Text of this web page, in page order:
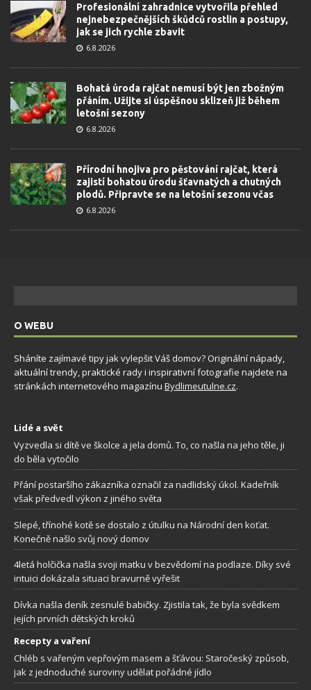
Profesionální zahradnice vytvořila přehled
nejnebezpečnějších škůdců rostlin a postupy,
jak se jich rychle zbavit
6.8.2026
Bohatá úroda rajčat nemusí být jen zbožným
přáním. Užijte si úspěšnou sklizeň již během
letošní sezony
6.8.2026
Přírodní hnojiva pro pěstování rajčat, která
zajistí bohatou úrodu šťavnatých a chutných
plodů. Připravte se na letošní sezonu včas
6.8.2026
O WEBU
Sháníte zajímavé tipy jak vylepšit Váš domov? Originální nápady,
aktuální trendy, praktické rady i inspirativní fotografie najdete na
stránkách internetového magazínu Bydlimeutulne.cz.
Lidé a svět
Vyzvedla si dítě ve školce a jela domů. To, co našla na jeho těle, ji
do běla vytočilo
Přání postaršího zákazníka označil za nadlidský úkol. Kadeřník
však předvedl výkon z jiného světa
Slepé, třínohé kotě se dostalo z útulku na Národní den koťat.
Konečně našlo svůj nový domov
4letá holčička našla svoji matku v bezvědomí na podlaze. Díky své
intuici dokázala situaci bravurně vyřešit
Dívka našla deník zesnulé babičky. Zjistila tak, že byla svědkem
jejích prvních dětských kroků
Recepty a vaření
Chléb s vařeným vepřovým masem a šťávou: Staročeský způsob,
jak z jednoduché suroviny udělat pořádné jídlo